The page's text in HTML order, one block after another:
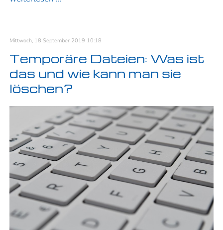
Mittwoch, 18 September 2019 10:18
Temporäre Dateien: Was ist
das und wie kann man sie
löschen?